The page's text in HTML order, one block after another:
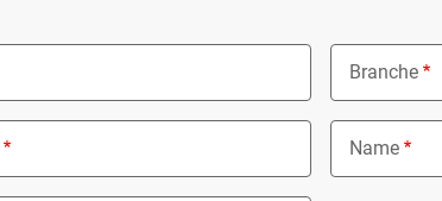
Branche
Nothing
Name